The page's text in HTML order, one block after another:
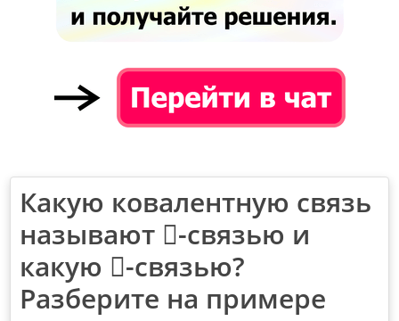
Какую ковалентную связь
называют -связью и
какую -связью?
Разберите на примере